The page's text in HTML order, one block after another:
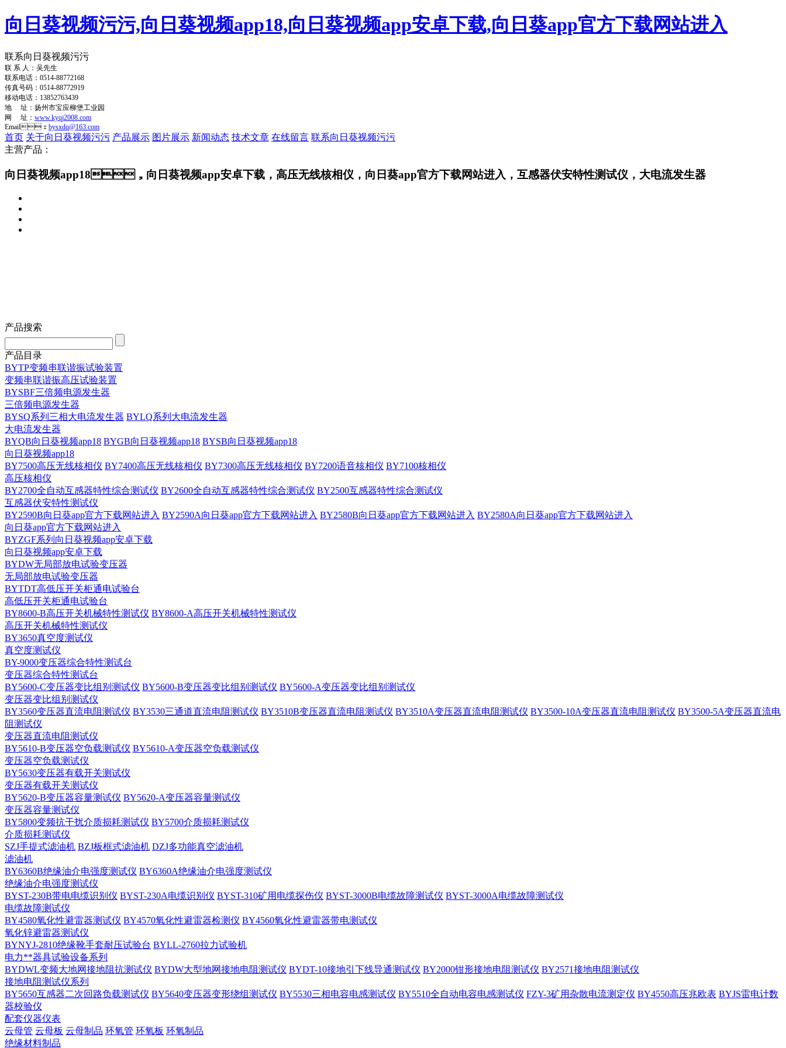
向日葵视频污污,向日葵视频app18,向日葵视频app安卓下载,向日葵app官方下载网站进入
联系向日葵视频污污
联 系 人：吴先生
联系电话：0514-88772168
传真号码：0514-88772919
移动电话：13852763439
地 址：扬州市宝应柳堡工业园
网 址： www.kyqj2008.com
Email： bysxdq@163.com
首页 关于向日葵视频污污 产品展示 图片展示 新闻动态 技术文章 在线留言 联系向日葵视频污污
主营产品：
向日葵视频app18，向日葵视频app安卓下载，高压无线核相仪，向日葵app官方下载网站进入，互感器伏安特性测试仪，大电流发生器
产品搜索
产品目录
BYTP变频串联谐振试验装置
变频串联谐振高压试验装置
BYSBF三倍频电源发生器
三倍频电源发生器
BYSQ系列三相大电流发生器 BYLQ系列大电流发生器
大电流发生器
BYQB向日葵视频app18 BYGB向日葵视频app18 BYSB向日葵视频app18
向日葵视频app18
BY7500高压无线核相仪 BY7400高压无线核相仪 BY7300高压无线核相仪 BY7200语音核相仪 BY7100核相仪
高压核相仪
BY2700全自动互感器特性综合测试仪 BY2600全自动互感器特性综合测试仪 BY2500互感器特性综合测试仪
互感器伏安特性测试仪
BY2590B向日葵app官方下载网站进入 BY2590A向日葵app官方下载网站进入 BY2580B向日葵app官方下载网站进入 BY2580A向日葵app官方下载网站进入
向日葵app官方下载网站进入
BYZGF系列向日葵视频app安卓下载
向日葵视频app安卓下载
BYDW无局部放电试验变压器
无局部放电试验变压器
BYTDT高低压开关柜通电试验台
高低压开关柜通电试验台
BY8600-B高压开关机械特性测试仪 BY8600-A高压开关机械特性测试仪
高压开关机械特性测试仪
BY3650真空度测试仪
真空度测试仪
BY-9000变压器综合特性测试台
变压器综合特性测试台
BY5600-C变压器变比组别测试仪 BY5600-B变压器变比组别测试仪 BY5600-A变压器变比组别测试仪
变压器变比组别测试仪
BY3560变压器直流电阻测试仪 BY3530三通道直流电阻测试仪 BY3510B变压器直流电阻测试仪 BY3510A变压器直流电阻测试仪 BY3500-10A变压器直流电阻测试仪 BY3500-5A变压器直流电
阻测试仪
变压器直流电阻测试仪
BY5610-B变压器空负载测试仪 BY5610-A变压器空负载测试仪
变压器空负载测试仪
BY5630变压器有载开关测试仪
变压器有载开关测试仪
BY5620-B变压器容量测试仪 BY5620-A变压器容量测试仪
变压器容量测试仪
BY5800变频抗干扰介质损耗测试仪 BY5700介质损耗测试仪
介质损耗测试仪
SZJ手提式滤油机 BZJ板框式滤油机 DZJ多功能真空滤油机
滤油机
BY6360B绝缘油介电强度测试仪 BY6360A绝缘油介电强度测试仪
绝缘油介电强度测试仪
BYST-230B带电电缆识别仪 BYST-230A电缆识别仪 BYST-310矿用电缆探伤仪 BYST-3000B电缆故障测试仪 BYST-3000A电缆故障测试仪
电缆故障测试仪
BY4580氧化性避雷器测试仪 BY4570氧化性避雷器检测仪 BY4560氧化性避雷器带电测试仪
氧化锌避雷器测试仪
BYNYJ-2810绝缘靴手套耐压试验台 BYLL-2760拉力试验机
电力**器具试验设备系列
BYDWL变频大地网接地阻抗测试仪 BYDW大型地网接地电阻测试仪 BYDT-10接地引下线导通测试仪 BY2000钳形接地电阻测试仪 BY2571接地电阻测试仪
接地电阻测试仪系列
BY5650互感器二次回路负载测试仪 BY5640变压器变形绕组测试仪 BY5530三相电容电感测试仪 BY5510全自动电容电感测试仪 FZY-3矿用杂散电流测定仪 BY4550高压兆欧表 BYJS雷电计数
器校验仪
配套仪器仪表
云母管 云母板 云母制品 环氧管 环氧板 环氧制品
绝缘材料制品